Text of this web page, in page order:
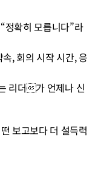
확히 모릅니다”라
, 회의 시작 시간, 응
리더가 언제나 신
보고보다 더 설득력